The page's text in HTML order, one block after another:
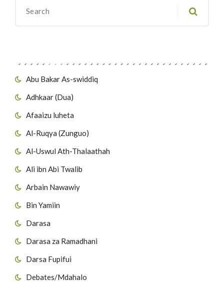
Abu Bakar As-swiddiq
Adhkaar (Dua)
Afaaizu luheta
Al-Ruqya (Zunguo)
Al-Uswul Ath-Thalaathah
Ali ibn Abi Twalib
Arbain Nawawiy
Bin Yamiin
Darasa
Darasa za Ramadhani
Darsa Fupifui
Debates/Mdahalo